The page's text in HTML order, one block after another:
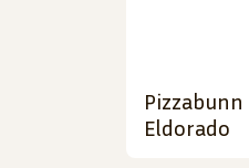
Eldorado